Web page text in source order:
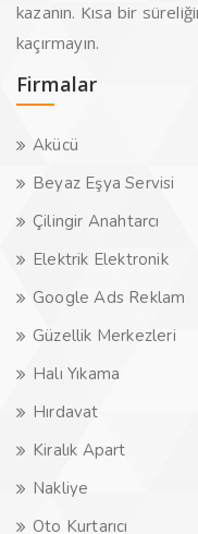
kazanın. Kısa bir
kaçırmayın.
Firmalar
Akücü
Beyaz Eşya Servisi
Çilingir Anahtarcı
Elektrik Elektronik
Google Ads Reklam
Güzellik Merkezleri
Halı Yıkama
Hırdavat
Kiralık Apart
Nakliye
Oto Kurtarıcı